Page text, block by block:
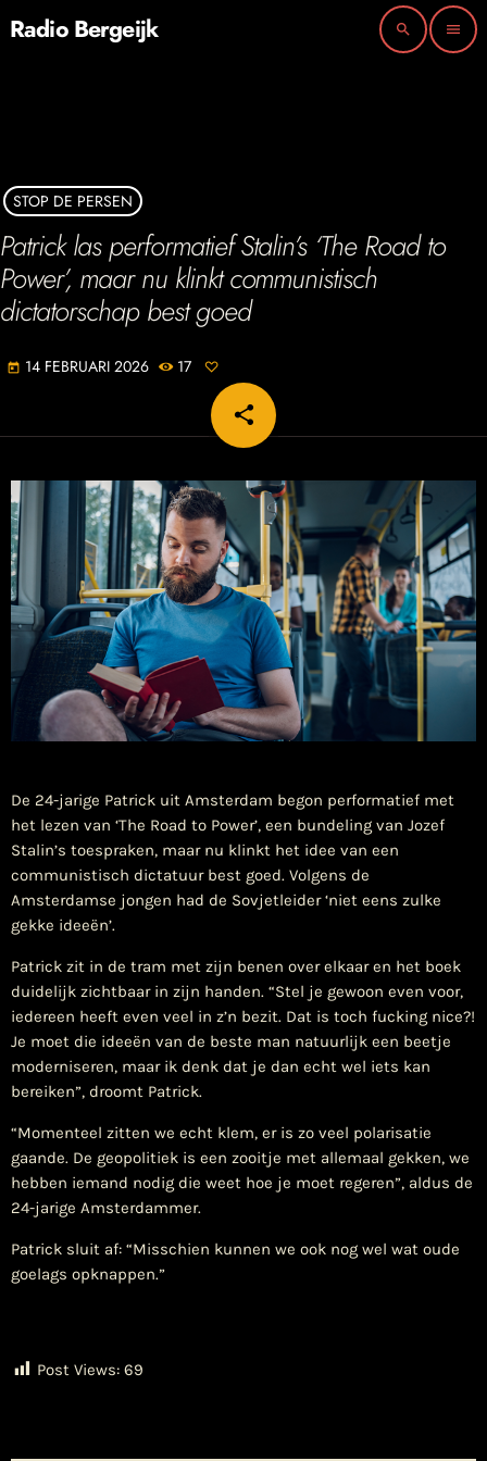
Radio Bergeijk search menu
STOP DE PERSEN
Patrick las performatief Stalin’s ‘The Road to
Power’, maar nu klinkt communistisch
dictatorschap best goed
today 14 FEBRUARI 2026 17
share
email
De 24-jarige Patrick uit Amsterdam begon performatief met
het lezen van ‘The Road to Power’, een bundeling van Jozef
Stalin’s toespraken, maar nu klinkt het idee van een
communistisch dictatuur best goed. Volgens de
Amsterdamse jongen had de Sovjetleider ‘niet eens zulke
gekke ideeën’.
Patrick zit in de tram met zijn benen over elkaar en het boek
duidelijk zichtbaar in zijn handen. “Stel je gewoon even voor,
iedereen heeft even veel in z’n bezit. Dat is toch fucking nice?!
Je moet die ideeën van de beste man natuurlijk een beetje
moderniseren, maar ik denk dat je dan echt wel iets kan
bereiken”, droomt Patrick.
“Momenteel zitten we echt klem, er is zo veel polarisatie
gaande. De geopolitiek is een zooitje met allemaal gekken, we
hebben iemand nodig die weet hoe je moet regeren”, aldus de
24-jarige Amsterdammer.
Patrick sluit af: “Misschien kunnen we ook nog wel wat oude
goelags opknappen.”
Post Views: 69